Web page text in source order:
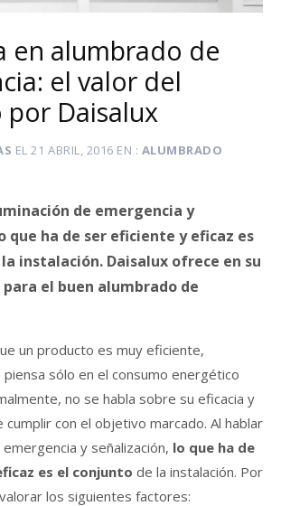
en alumbrado de
el valor del
Daisalux
EL21 ABRIL, 2016 EN
ALUMBRADO
de emergencia y
que ha de ser eficiente y eficaz es
instalación. Daisalux ofrece en su
para el buen alumbrado de
un producto es muy eficiente,
sólo en el consumo energético
no se habla sobre su eficacia y
cumplir con el objetivo marcado. Al hablar
y señalización, lo que ha de
es el conjunto de la instalación. Por
los siguientes factores: